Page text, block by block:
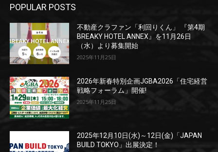
POPULAR POSTS
不動産クラファン「利回りくん」 『第4期
BREAKY HOTEL ANNEX』を11月26日
（水）より募集開始
2025年11月25日
2026年新春特別企画JGBA2026「住宅経営
戦略フォーラム」開催!
2025年11月25日
2025年12月10日(水)～12日(金)「JAPAN
BUILD TOKYO」出展決定！